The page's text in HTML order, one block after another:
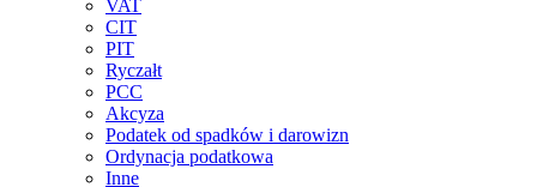
VAT
CIT
PIT
Ryczałt
PCC
Akcyza
Podatek od spadków i darowizn
Ordynacja podatkowa
Inne